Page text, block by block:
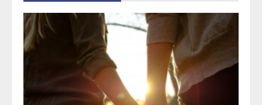
1
Você sabia que o frio também afeta
os pneus? Veja cuidados
fundamentais antes de pegar a
estrada no inverno